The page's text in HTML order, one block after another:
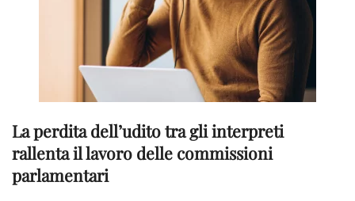
La perdita dell’udito tra gli interpreti
rallenta il lavoro delle commissioni
parlamentari